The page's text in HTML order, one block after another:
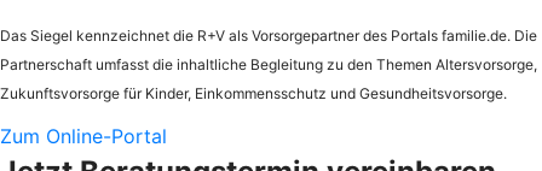
Das Siegel kennzeichnet die R+V als Vorsorgepartner des Portals familie.de. Die
Partnerschaft umfasst die inhaltliche Begleitung zu den Themen Altersvorsorge,
Zukunftsvorsorge für Kinder, Einkommensschutz und Gesundheitsvorsorge.
Zum Online-Portal